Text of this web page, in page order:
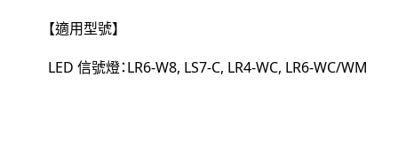
【適用型號】
LED 信號燈：LR6-W8, LS7-C, LR4-WC, LR6-WC/WM